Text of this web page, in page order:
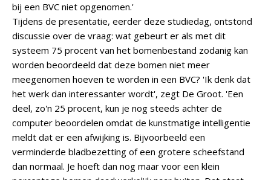
bij een BVC niet opgenomen.'
Tijdens de presentatie, eerder deze studiedag, ontstond
discussie over de vraag: wat gebeurt er als met dit
systeem 75 procent van het bomenbestand zodanig kan
worden beoordeeld dat deze bomen niet meer
meegenomen hoeven te worden in een BVC? 'Ik denk dat
het werk dan interessanter wordt', zegt De Groot. 'Een
deel, zo'n 25 procent, kun je nog steeds achter de
computer beoordelen omdat de kunstmatige intelligentie
meldt dat er een afwijking is. Bijvoorbeeld een
verminderde bladbezetting of een grotere scheefstand
dan normaal. Je hoeft dan nog maar voor een klein